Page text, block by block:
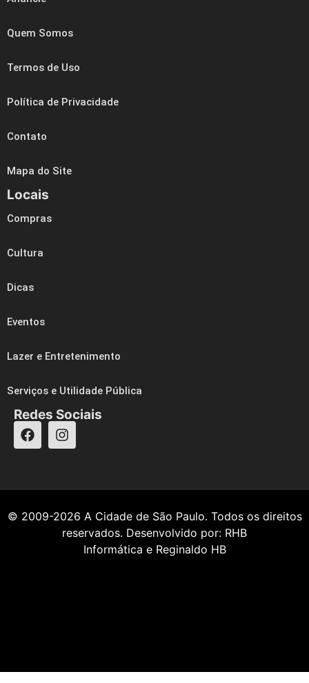
Quem Somos
Termos de Uso
Política de Privacidade
Contato
Mapa do Site
Locais
Compras
Cultura
Dicas
Eventos
Lazer e Entretenimento
Serviços e Utilidade Pública
Redes Sociais
© 2009-2026 A Cidade de São Paulo. Todos os direitos
reservados. Desenvolvido por: RHB
Informática e Reginaldo HB